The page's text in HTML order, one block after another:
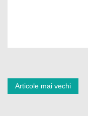
Navigare
Articole mai vechi